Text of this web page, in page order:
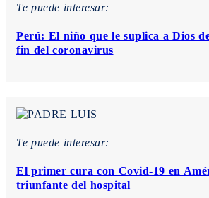
Te puede interesar:
Perú: El niño que le suplica a Dios
fin del coronavirus
Te puede interesar:
El primer cura con Covid-19 en
triunfante del hospital